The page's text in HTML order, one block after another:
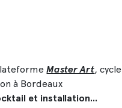
Master Art,
à Bordeaux
et installation...